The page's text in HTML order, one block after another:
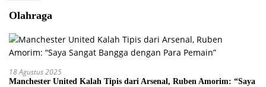
Olahraga
18 Agustus 2025
Manchester United Kalah Tipis dari Arsenal, Ruben Amorim: “Saya